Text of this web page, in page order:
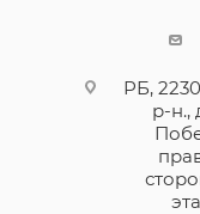
РБ,
р-н.,